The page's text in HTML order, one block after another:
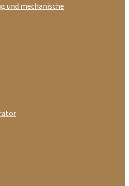
und mechanische